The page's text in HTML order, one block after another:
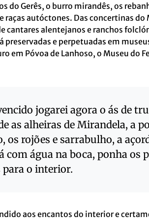
do Gerês, o burro mirandês, os
raças autóctones. Das concertinas
cantares alentejanos e ranchos
preservadas e perpetuadas em
em Póvoa de Lanhoso, o Museu do
jogarei agora o ás de
as alheiras de Mirandela, a
os rojões e sarrabulho, a
com água na boca, ponha os
para o interior.
aos encantos do interior e